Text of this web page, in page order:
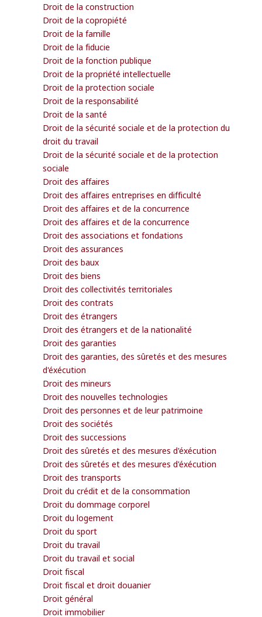
Droit de la construction
Droit de la copropiété
Droit de la famille
Droit de la fiducie
Droit de la fonction publique
Droit de la propriété intellectuelle
Droit de la protection sociale
Droit de la responsabilité
Droit de la santé
Droit de la sécurité sociale et de la protection du
droit du travail
Droit de la sécurité sociale et de la protection
sociale
Droit des affaires
Droit des affaires entreprises en difficulté
Droit des affaires et de la concurrence
Droit des affaires et de la concurrence
Droit des associations et fondations
Droit des assurances
Droit des baux
Droit des biens
Droit des collectivités territoriales
Droit des contrats
Droit des étrangers
Droit des étrangers et de la nationalité
Droit des garanties
Droit des garanties, des sûretés et des mesures
d'éxécution
Droit des mineurs
Droit des nouvelles technologies
Droit des personnes et de leur patrimoine
Droit des sociétés
Droit des successions
Droit des sûretés et des mesures d'éxécution
Droit des sûretés et des mesures d'éxécution
Droit des transports
Droit du crédit et de la consommation
Droit du dommage corporel
Droit du logement
Droit du sport
Droit du travail
Droit du travail et social
Droit fiscal
Droit fiscal et droit douanier
Droit général
Droit immobilier